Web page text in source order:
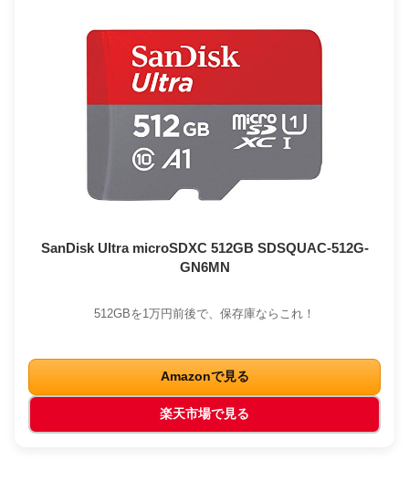
SanDisk Ultra microSDXC 512GB SDSQUAC-512G-
GN6MN
512GBを1万円前後で、保存庫ならこれ！
Amazonで見る
楽天市場で見る